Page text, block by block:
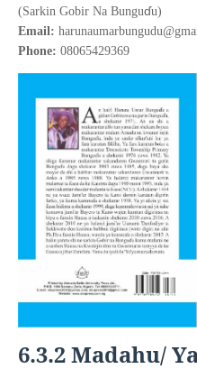
(Sarkin Gobir Na Bunguɗu)
Email:
Phone: 08065429369
6.3.2 Madahu/